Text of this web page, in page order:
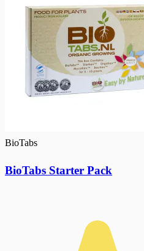
BioTabs
BioTabs Starter Pack